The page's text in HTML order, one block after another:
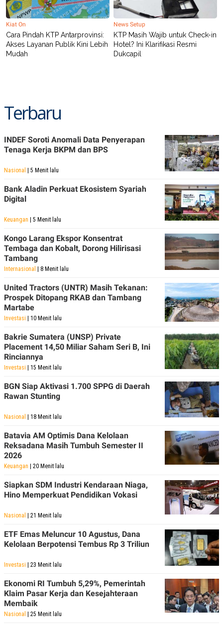
Kiat On
Cara Pindah KTP Antarprovinsi:
Akses Layanan Publik Kini Lebih
Mudah
News Setup
KTP Masih Wajib untuk Check-in
Hotel? Ini Klarifikasi Resmi
Dukcapil
Terbaru
INDEF Soroti Anomali Data Penyerapan
Tenaga Kerja BKPM dan BPS
Nasional | 5 Menit lalu
Bank Aladin Perkuat Ekosistem Syariah
Digital
Keuangan | 5 Menit lalu
Kongo Larang Ekspor Konsentrat
Tembaga dan Kobalt, Dorong Hilirisasi
Tambang
Internasional | 8 Menit lalu
United Tractors (UNTR) Masih Tekanan:
Prospek Ditopang RKAB dan Tambang
Martabe
Investasi | 10 Menit lalu
Bakrie Sumatera (UNSP) Private
Placement 14,50 Miliar Saham Seri B, Ini
Rinciannya
Investasi | 15 Menit lalu
BGN Siap Aktivasi 1.700 SPPG di Daerah
Rawan Stunting
Nasional | 18 Menit lalu
Batavia AM Optimis Dana Kelolaan
Reksadana Masih Tumbuh Semester II
2026
Keuangan | 20 Menit lalu
Siapkan SDM Industri Kendaraan Niaga,
Hino Memperkuat Pendidikan Vokasi
Nasional | 21 Menit lalu
ETF Emas Meluncur 10 Agustus, Dana
Kelolaan Berpotensi Tembus Rp 3 Triliun
Investasi | 23 Menit lalu
Ekonomi RI Tumbuh 5,29%, Pemerintah
Klaim Pasar Kerja dan Kesejahteraan
Membaik
Nasional | 25 Menit lalu